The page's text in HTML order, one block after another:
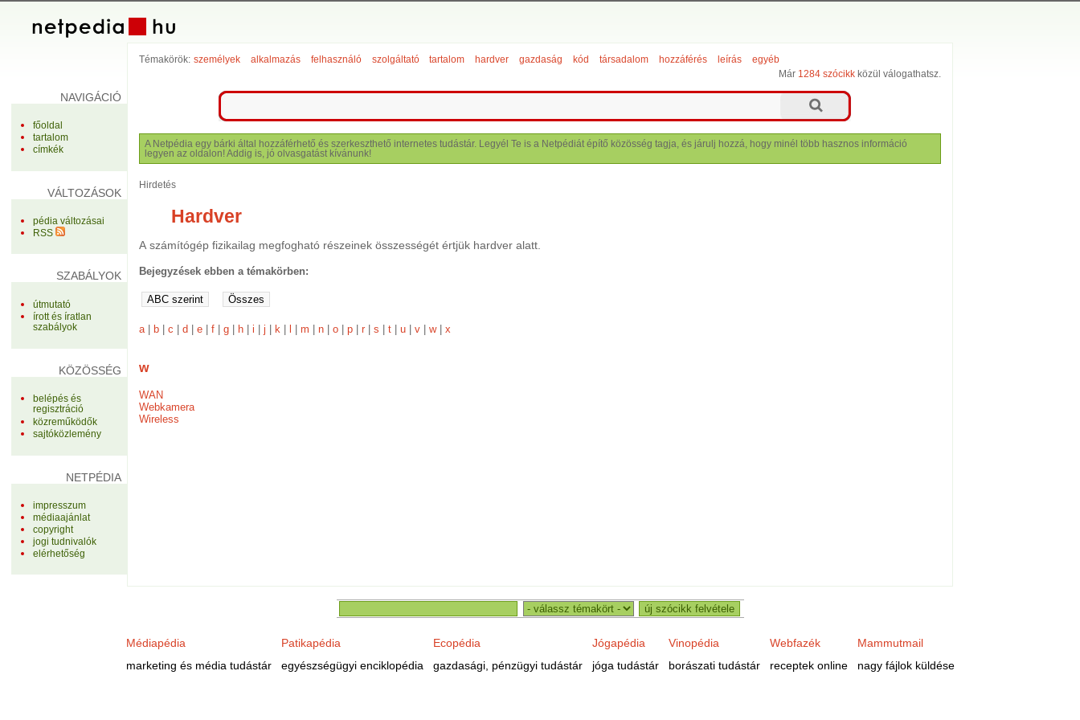
NAVIGÁCIÓ
főoldal
tartalom
címkék
VÁLTOZÁSOK
pédia változásai
RSS
SZABÁLYOK
útmutató
írott és íratlan
szabályok
KÖZÖSSÉG
belépés és
regisztráció
közreműködők
sajtóközlemény
NETPÉDIA
impresszum
médiaajánlat
copyright
jogi tudnivalók
elérhetőség
Témakörök: személyek alkalmazás felhasználó szolgáltató tartalom hardver gazdaság kód társadalom hozzáférés leírás
egyéb
Már 1284 szócikkközül válogathatsz.
A Netpédia egy bárki által hozzáférhető és szerkeszthető internetes tudástár. Legyél Te is a Netpédiát építő közösség tagja, és járulj hozzá, hogy minél több hasznos információ
legyen az oldalon! Addig is, jó olvasgatást kívánunk!
Hirdetés
Hardver
A számítógép fizikailag megfogható részeinek összességét értjük hardver alatt.
Bejegyzések ebben a témakörben:
a |b |c |d |e |f |g | h |i |j |k |l |m |n |o |p |r |s |t |u |v |w|x
w
WAN
Webkamera
Wireless
Médiapédia Patikapédia Ecopédia Jógapédia Vinopédia Webfazék
Mammutmail
marketing és média tudástár
egyészségügyi enciklopédia gazdasági, pénzügyi tudástár jóga tudástár borászati tudástár receptek online nagy fájlok küldése